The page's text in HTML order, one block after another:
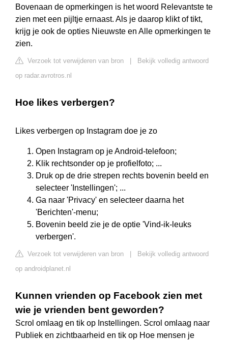
Bovenaan de opmerkingen is het woord Relevantste te
zien met een pijltje ernaast. Als je daarop klikt of tikt,
krijg je ook de opties Nieuwste en Alle opmerkingen te
zien.
Verzoek tot verwijderen van bron
Bekijk volledig antwoord
op radar.avrotros.nl
Hoe likes verbergen?
Likes verbergen op Instagram doe je zo
Open Instagram op je Android-telefoon;
Klik rechtsonder op je profielfoto; ...
Druk op de drie strepen rechts bovenin beeld en
selecteer 'Instellingen'; ...
Ga naar 'Privacy' en selecteer daarna het
'Berichten'-menu;
Bovenin beeld zie je de optie 'Vind-ik-leuks
verbergen'.
Verzoek tot verwijderen van bron
Bekijk volledig antwoord
op androidplanet.nl
Kunnen vrienden op Facebook zien met
wie je vrienden bent geworden?
Scrol omlaag en tik op Instellingen. Scrol omlaag naar
Publiek en zichtbaarheid en tik op Hoe mensen je